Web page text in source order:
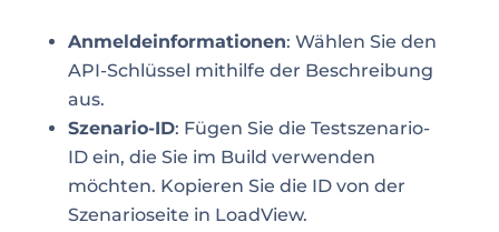
Anmeldeinformationen: Wählen Sie den
API-Schlüssel mithilfe der Beschreibung
aus.
Szenario-ID: Fügen Sie die Testszenario-
ID ein, die Sie im Build verwenden
möchten. Kopieren Sie die ID von der
Szenarioseite in LoadView.